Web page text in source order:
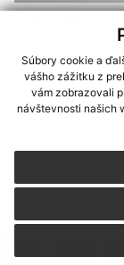
Súbory cookie a
vášho zážitku z
vám zobrazovali
návštevnosti našich
Detský